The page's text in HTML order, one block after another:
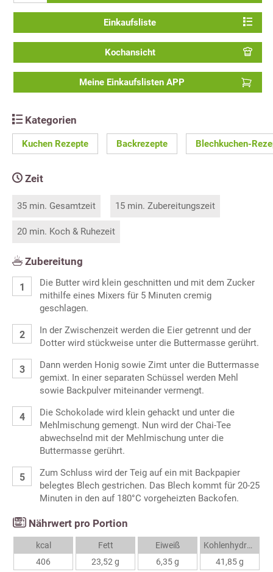
Einkaufsliste
Kochansicht
Meine Einkaufslisten APP
Kategorien
Kuchen Rezepte Backrezepte Blechkuchen-
Zeit
35 min. Gesamtzeit 15 min. Zubereitungszeit
20 min. Koch & Ruhezeit
Zubereitung
Die Butter wird klein geschnitten und mit dem Zucker
mithilfe eines Mixers für 5 Minuten cremig
geschlagen.
In der Zwischenzeit werden die Eier getrennt und der
Dotter wird stückweise unter die Buttermasse gerührt.
Dann werden Honig sowie Zimt unter die Buttermasse
gemixt. In einer separaten Schüssel werden Mehl
sowie Backpulver miteinander vermengt.
Die Schokolade wird klein gehackt und unter die
Mehlmischung gemengt. Nun wird der Chai-Tee
abwechselnd mit der Mehlmischung unter die
Buttermasse gerührt.
Zum Schluss wird der Teig auf ein mit Backpapier
belegtes Blech gestrichen. Das Blech kommt für 20-25
Minuten in den auf 180°C vorgeheizten Backofen.
Nährwert pro Portion
kcal
406
Fett
23,52 g
Eiweiß
6,35 g
Kohlenhydrate
41,85 g